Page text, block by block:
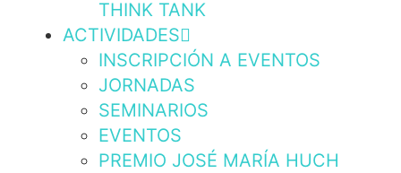
THINK TANK
ACTIVIDADES
INSCRIPCIÓN A EVENTOS
JORNADAS
SEMINARIOS
EVENTOS
PREMIO JOSÉ MARÍA HUCH